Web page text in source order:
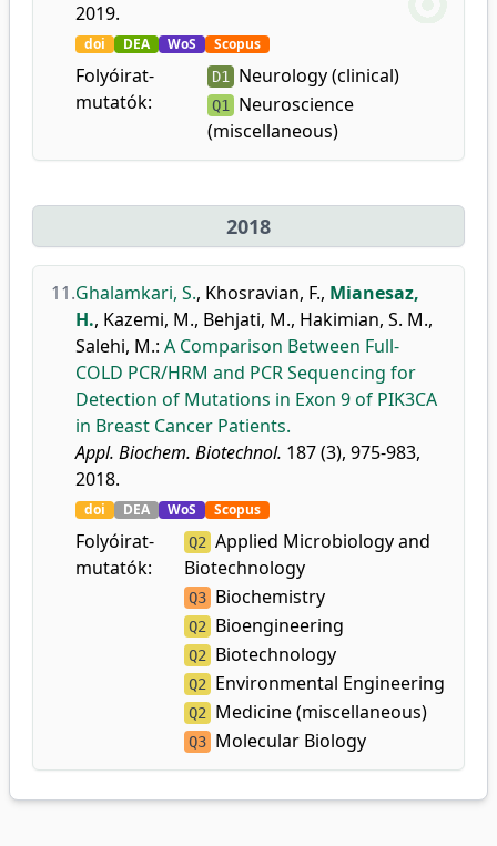
2019.
doi DEA WoS Scopus
Folyóirat-
mutatók:
D1 Neurology (clinical)
Q1 Neuroscience
(miscellaneous)
2018
11.Ghalamkari, S., Khosravian, F., Mianesaz,
H., Kazemi, M., Behjati, M., Hakimian, S. M.,
Salehi, M.: A Comparison Between Full-
COLD PCR/HRM and PCR Sequencing for
Detection of Mutations in Exon 9 of PIK3CA
in Breast Cancer Patients.
Appl. Biochem. Biotechnol. 187 (3), 975-983,
2018.
doi DEA WoS Scopus
Folyóirat-
mutatók:
Q2 Applied Microbiology and
Biotechnology
Q3 Biochemistry
Q2 Bioengineering
Q2 Biotechnology
Q2 Environmental Engineering
Q2 Medicine (miscellaneous)
Q3 Molecular Biology